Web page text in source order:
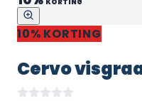
10% KORTING
Cervo